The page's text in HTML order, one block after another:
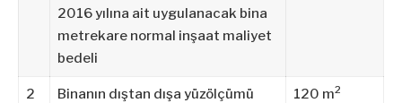
2016 yılına ait uygulanacak bina
metrekare normal inşaat maliyet
bedeli
2 Binanın dıştan dışa yüzölçümü 120 m2